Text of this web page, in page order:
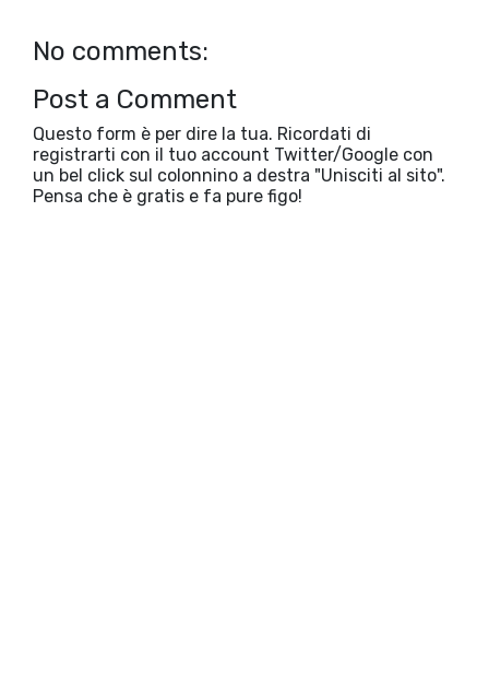
No comments:
Post a Comment
Questo form è per dire la tua. Ricordati di
registrarti con il tuo account Twitter/Google con
un bel click sul colonnino a destra "Unisciti al sito".
Pensa che è gratis e fa pure figo!